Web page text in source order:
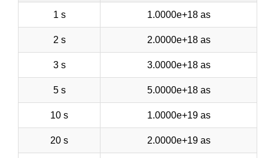
1 s 1.0000e+18 as
2 s 2.0000e+18 as
3 s 3.0000e+18 as
5 s 5.0000e+18 as
10 s 1.0000e+19 as
20 s 2.0000e+19 as